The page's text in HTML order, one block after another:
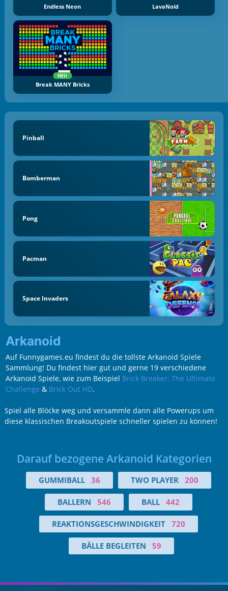
Endless Neon LavaNoid
NEU
Break MANY Bricks
Pinball
Bomberman
Pong
Pacman
Space Invaders
Arkanoid
Auf Funnygames.eu findest du die tollste Arkanoid Spiele
Sammlung! Du findest hier gut und gerne 19 verschiedene
Arkanoid Spiele, wie zum Beispiel Brick Breaker: The Ultimate
Challenge & Brick Out HD.
Spiel alle Blöcke weg und versammle dann alle Powerups um
diese klassischen Breakoutspiele schneller spielen zu können!
Darauf bezogene Arkanoid Kategorien
GUMMIBALL 36 TWO PLAYER 200
BALLERN 546 BALL 442
REAKTIONSGESCHWINDIGKEIT 720
BÄLLE BEGLEITEN 59